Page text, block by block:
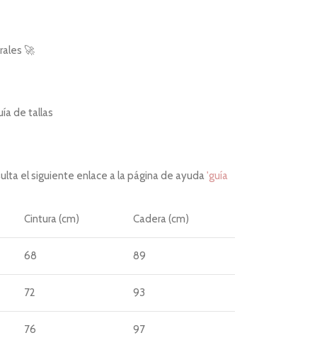
🚀
de tallas
el siguiente enlace a la página de ayuda'guía
Cintura (cm) Cadera (cm)
68 89
72 93
76 97